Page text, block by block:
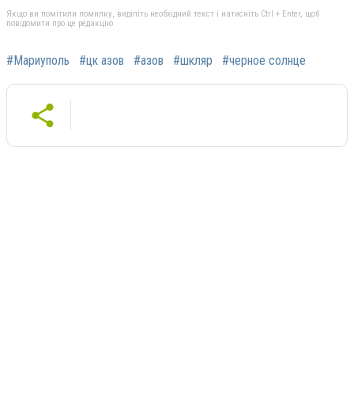
Якщо ви помітили помилку, виділіть необхідний текст і натисніть Ctrl + Enter, щоб
повідомити про це редакцію
#Мариуполь #цк азов #азов #шкляр #черное солнце